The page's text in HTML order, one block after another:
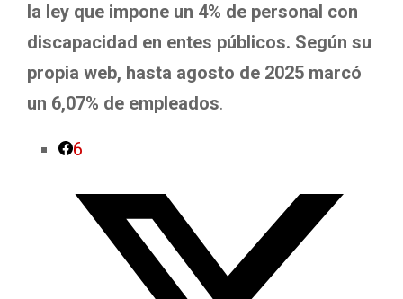
la ley que impone un 4% de personal con
discapacidad en entes públicos. Según su
propia web, hasta agosto de 2025 marcó
un 6,07% de empleados.
6